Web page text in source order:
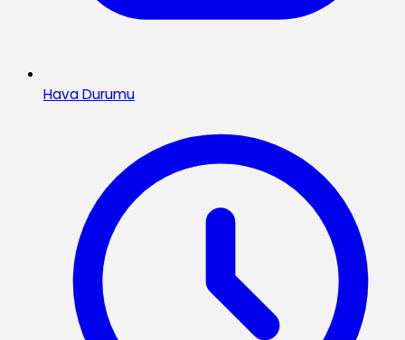
Hava Durumu